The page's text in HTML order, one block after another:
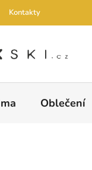
Kontakty
Oblečení